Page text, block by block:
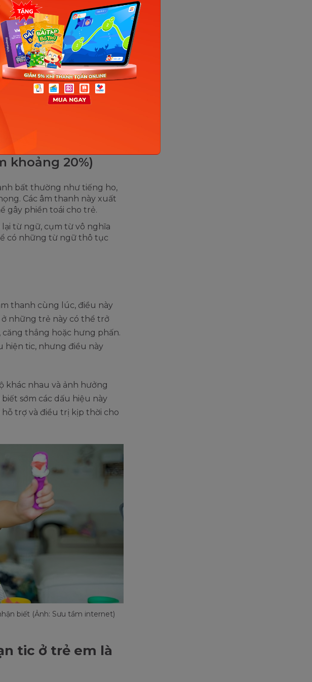
khoảng 80%)
đi lặp lại thường liên quan
giật mắt, nháy mắt, nhăn
là những hành động xảy ra
này kết hợp nhiều cử động
một trình tự nhất định. Ví
hoặc chạm vào đồ vật nhiều
của người khác.
khoảng 20%)
bất thường như tiếng ho,
Các âm thanh này xuất
gây phiền toái cho trẻ.
từ ngữ, cụm từ vô nghĩa
có những từ ngữ thô tục
thanh cùng lúc, điều này
những trẻ này có thể trở
thẳng hoặc hưng phấn.
hiện tic, nhưng điều này
khác nhau và ảnh hưởng
sớm các dấu hiệu này
trợ và điều trị kịp thời cho
biết (Ảnh: Sưu tầm internet)
tic ở trẻ em là